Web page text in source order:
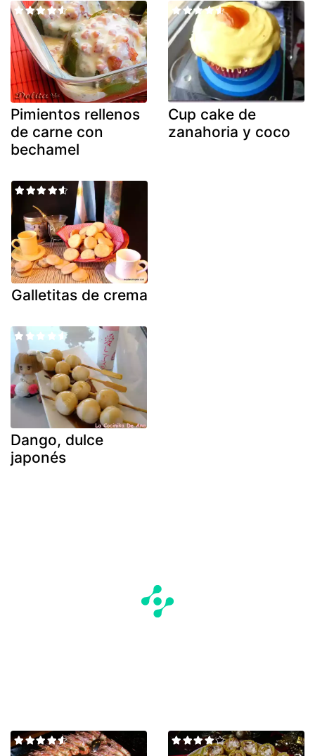
Pimientos rellenos
de carne con
bechamel
Cup cake de
zanahoria y coco
Galletitas de crema
Dango, dulce
japonés